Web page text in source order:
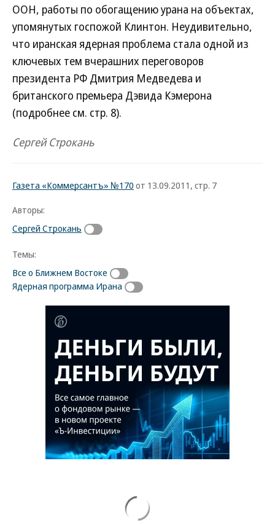
ООН, работы по обогащению урана на объектах,
упомянутых госпожой Клинтон. Неудивительно,
что иранская ядерная проблема стала одной из
ключевых тем вчерашних переговоров
президента РФ Дмитрия Медведева и
британского премьера Дэвида Кэмерона
(подробнее см. стр. 8).
Сергей Строкань
Газета «Коммерсантъ» №170 от 13.09.2011, стр. 7
Авторы:
Сергей Строкань
Темы:
Все о Ближнем Востоке
Ядерная программа Ирана